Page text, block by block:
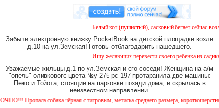
Белый кот (пушистый), ласковый бегает сейчас
Забыли электронную книжку PocketBook на детской площадке возле
д.10 на ул.Земская! Готовы отблагодарить нашедшего.
Ищу желающих перевести своего ребенка из
Уважаемые жильцы д.1 по ул.Земская и его соседи! Женщина на а/м
"опель" оливкового цвета №у 275 рс 197 протаранила две машины:
Пежо и Тойота, стоящие на парковке позади дома, и скрылась в
неизвестном направлении.
Пропала собака чёрная с тигровым, метиска среднего размера, короткошерстная.